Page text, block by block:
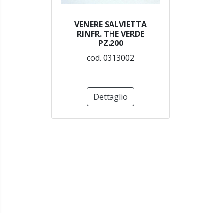
VENERE SALVIETTA
RINFR. THE VERDE
PZ.200
cod. 0313002
Dettaglio